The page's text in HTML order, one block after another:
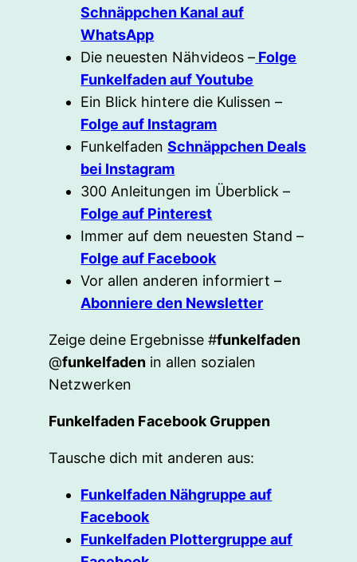
Schnäppchen Kanal auf
WhatsApp
Die neuesten Nähvideos – Folge
Funkelfaden auf Youtube
Ein Blick hintere die Kulissen –
Folge auf Instagram
FunkelfadenSchnäppchen Deals
bei Instagram
300 Anleitungen im Überblick –
Folge auf Pinterest
Immer auf dem neuesten Stand –
Folge auf Facebook
Vor allen anderen informiert –
Abonniere den Newsletter
Zeige deine Ergebnisse #funkelfaden
@funkelfaden in allen sozialen
Netzwerken
Funkelfaden Facebook Gruppen
Tausche dich mit anderen aus:
Funkelfaden Nähgruppe auf
Facebook
Funkelfaden Plottergruppe auf